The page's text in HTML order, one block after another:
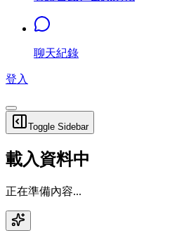
聊天紀錄
登入
Toggle Sidebar
載入資料中
正在準備內容...